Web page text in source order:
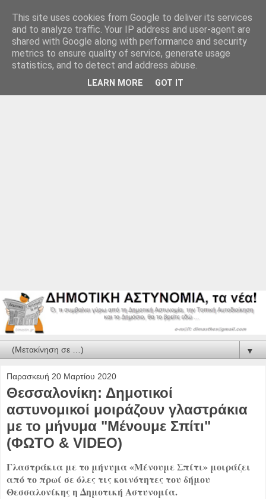
▼
Παρασκευή 20 Μαρτίου 2020
Θεσσαλονίκη: Δημοτικοί
αστυνομικοί μοιράζουν γλαστράκια
με το μήνυμα "Μένουμε Σπίτι"
(ΦΩΤΟ & VIDEO)
Γλαστράκια με το μήνυμα «Μένουμε Σπίτι» μοιράζει
από το πρωί σε όλες τις κοινότητες του δήμου
Θεσσαλονίκης η Δημοτική Αστυνομία.
This site uses cookies from Google to deliver its services
and to analyze traffic. Your IP address and user-agent are
shared with Google along with performance and security
metrics to ensure quality of service, generate usage
statistics, and to detect and address abuse.
LEARN MORE GOT IT